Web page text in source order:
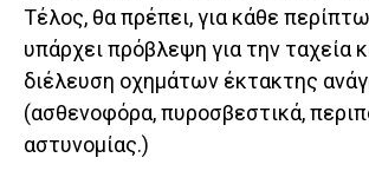
Τέλος, θα πρέπει, για κάθε
υπάρχει πρόβλεψη για την ταχεία
διέλευση οχημάτων έκτακτης
(ασθενοφόρα, πυροσβεστικά,
αστυνομίας.)